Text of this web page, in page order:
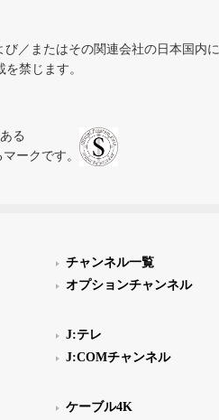
／またはその関連会社の日本国内
禁じます。
る
ークです。
チャンネル一覧
オプションチャンネル
J:テレ
J:COMチャンネル
ケーブル4K